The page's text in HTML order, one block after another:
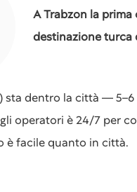
A Trabzon la
destinazione turca
sta dentro la città —
operatori è 24/7 per
è facile quanto in città.